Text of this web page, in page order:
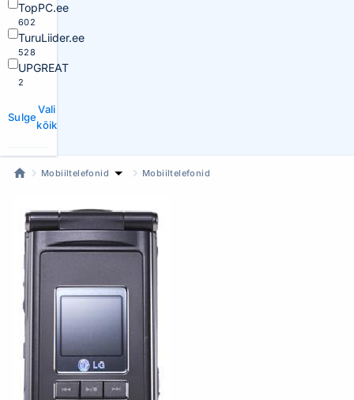
TopPC.ee
602
TuruLiider.ee
528
UPGREAT
2
Sulge
Vali
kõik
Mobiiltelefonid Mobiiltelefonid